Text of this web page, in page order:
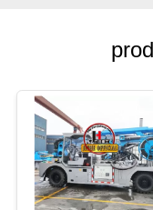
MAPA
DEL
SITIO